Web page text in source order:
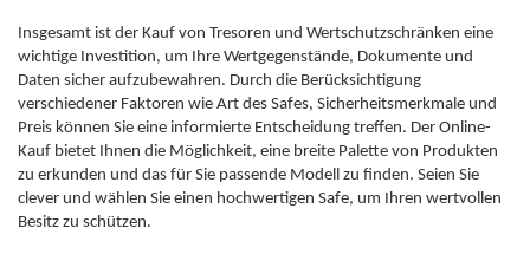
Insgesamt ist der Kauf von Tresoren und Wertschutzschränken eine
wichtige Investition, um Ihre Wertgegenstände, Dokumente und
Daten sicher aufzubewahren. Durch die Berücksichtigung
verschiedener Faktoren wie Art des Safes, Sicherheitsmerkmale und
Preis können Sie eine informierte Entscheidung treffen. Der Online-
Kauf bietet Ihnen die Möglichkeit, eine breite Palette von Produkten
zu erkunden und das für Sie passende Modell zu finden. Seien Sie
clever und wählen Sie einen hochwertigen Safe, um Ihren wertvollen
Besitz zu schützen.